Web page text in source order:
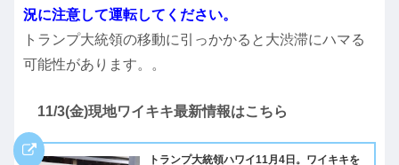
況に注意して運転してください。
トランプ大統領の移動に引っかかると大渋滞にハマる
可能性があります。。
11/3(金)現地ワイキキ最新情報はこちら
トランプ大統領ハワイ11月4日。ワイキキを